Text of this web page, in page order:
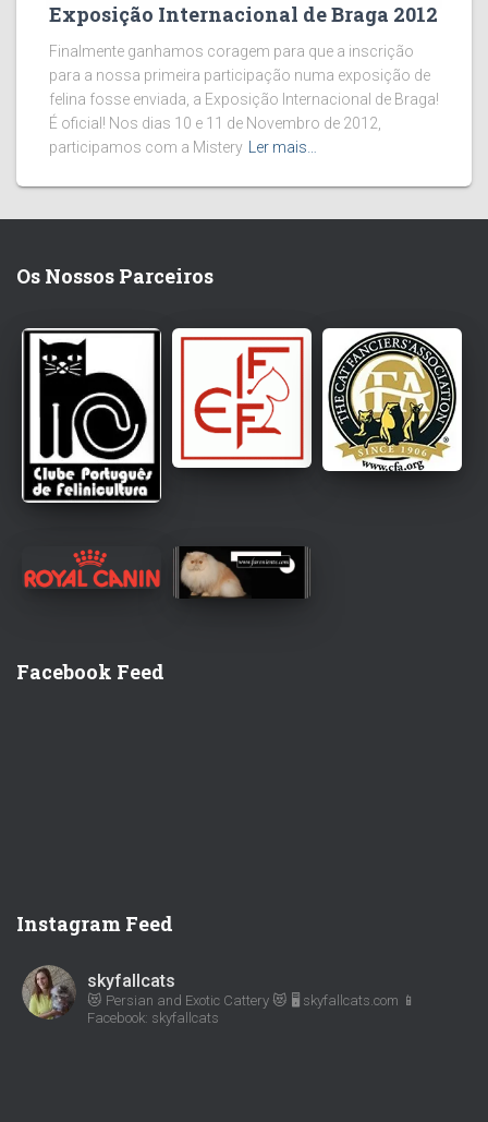
Exposição Internacional de Braga 2012
Finalmente ganhamos coragem para que a inscrição
para a nossa primeira participação numa exposição de
felina fosse enviada, a Exposição Internacional de Braga!
É oficial! Nos dias 10 e 11 de Novembro de 2012,
participamos com a Mistery
Ler mais…
Os Nossos Parceiros
Facebook Feed
Instagram Feed
skyfallcats
😻 Persian and Exotic Cattery 😻 🖥 skyfallcats.com 📱
Facebook: skyfallcats